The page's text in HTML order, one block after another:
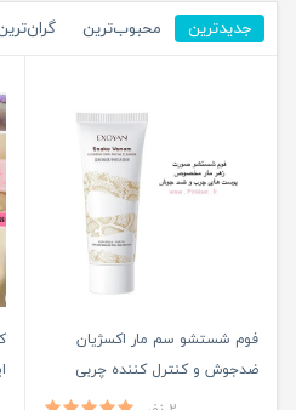
جدیدترین محبوب‌ترین
فوم شستشو سم مار اکسژیان
ضدجوش و کنترل کننده چربی